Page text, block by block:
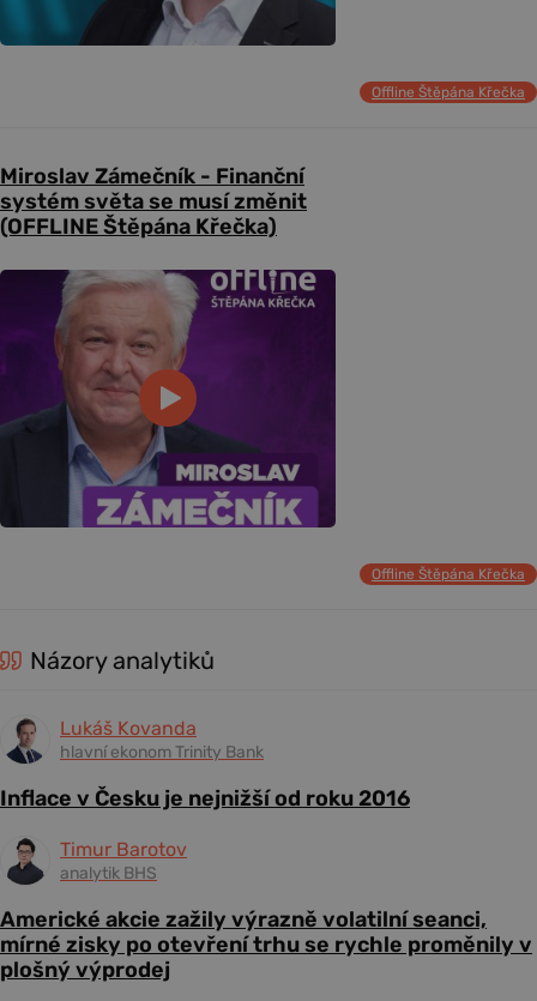
Offline Štěpána Křečka
Miroslav Zámečník - Finanční
systém světa se musí změnit
(OFFLINE Štěpána Křečka)
Offline Štěpána Křečka
Názory analytiků
Lukáš Kovanda
hlavní ekonom Trinity Bank
Inflace v Česku je nejnižší od roku 2016
Timur Barotov
analytik BHS
Americké akcie zažily výrazně volatilní seanci,
mírné zisky po otevření trhu se rychle proměnily v
plošný výprodej